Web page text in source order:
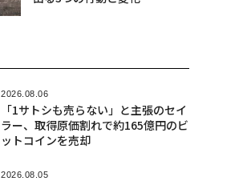
2026.08.06
「1サトシも売らない」と主張のセイ
ラー、取得原価割れで約165億円のビ
ットコインを売却
2026.08.05